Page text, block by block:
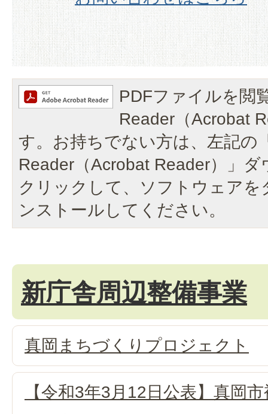
PDFファイルを閲
Reader（Acrobat
す。お持ちでない方は、左記の
Reader（Acrobat Reader）」
クリックして、ソフトウェア
ンストールしてください。
新庁舎周辺整備事業
真岡まちづくりプロジェクト
【令和3年3月12日公表】真岡